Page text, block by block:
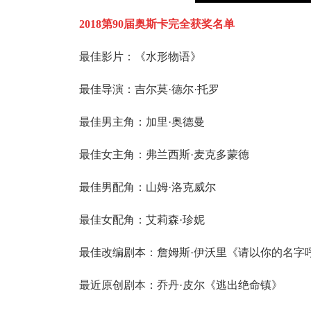
2018第90届奥斯卡完全获奖名单
最佳影片：《水形物语》
最佳导演：吉尔莫·德尔·托罗
最佳男主角：加里·奥德曼
最佳女主角：弗兰西斯·麦克多蒙德
最佳男配角：山姆·洛克威尔
最佳女配角：艾莉森·珍妮
最佳改编剧本：詹姆斯·伊沃里《请以你的名字
最近原创剧本：乔丹·皮尔《逃出绝命镇》